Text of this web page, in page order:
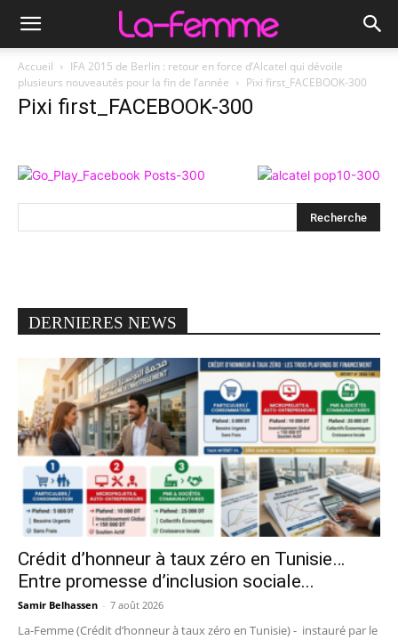
Accueil
IFA 2015 de Berlin : retour en force d’Alcatel qui dévoile
plusieurs nouveautés pour la fin de l’année
Pixi first_FACEBOOK-300
Pixi first_FACEBOOK-300
DERNIERES NEWS
Crédit d’honneur à taux zéro en Tunisie…
Entre promesse d’inclusion sociale...
Samir Belhassen - 7 août 2026
La-Femme (Crédit d’honneur à taux zéro en Tunisie) - instauré par le